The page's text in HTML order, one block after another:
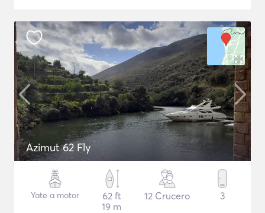
Azimut 62 Fly
Yate a motor
62 ft
19 m
12 Crucero 3